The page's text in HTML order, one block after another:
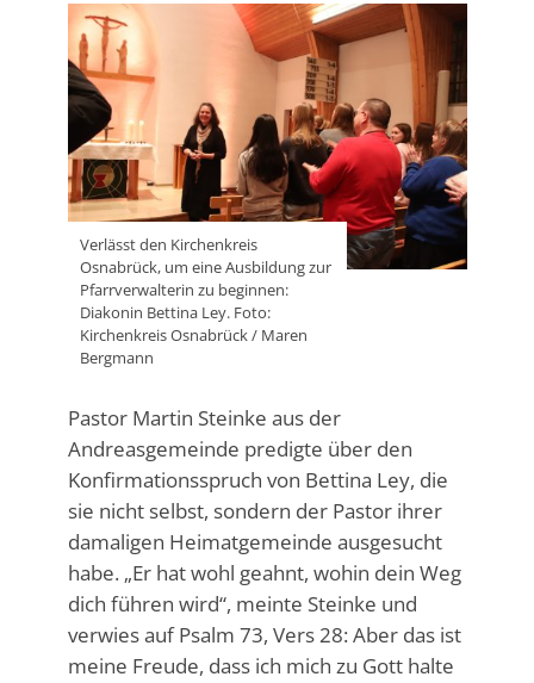
Verlässt den Kirchenkreis
Osnabrück, um eine Ausbildung zur
Pfarrverwalterin zu beginnen:
Diakonin Bettina Ley. Foto:
Kirchenkreis Osnabrück / Maren
Bergmann
Pastor Martin Steinke aus der
Andreasgemeinde predigte über den
Konfirmationsspruch von Bettina Ley, die
sie nicht selbst, sondern der Pastor ihrer
damaligen Heimatgemeinde ausgesucht
habe. „Er hat wohl geahnt, wohin dein Weg
dich führen wird“, meinte Steinke und
verwies auf Psalm 73, Vers 28: Aber das ist
meine Freude, dass ich mich zu Gott halte